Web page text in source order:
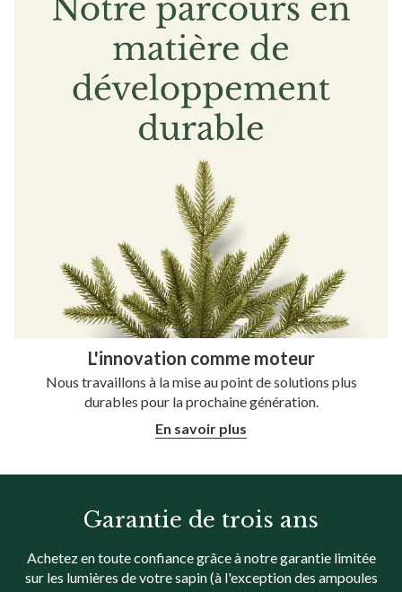
L'innovation comme moteur
Nous travaillons à la mise au point de solutions plus
durables pour la prochaine génération.
En savoir plus
Garantie de trois ans
Achetez en toute confiance grâce à notre garantie limitée
sur les lumières de votre sapin(à l'exception des ampoules